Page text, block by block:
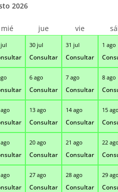
30 jul
Consultar
31 jul
Consultar
1 ago
6 ago
Consultar
7 ago
Consultar
8 ago
13 ago
Consultar
14 ago
Consultar
15 ago
20 ago
Consultar
21 ago
Consultar
22 ago
27 ago
Consultar
28 ago
Consultar
29 ago
2026
mié jue vie